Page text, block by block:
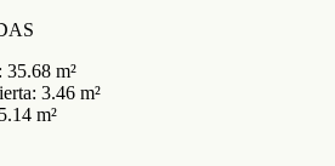
35.68 m²
3.46 m²
m²